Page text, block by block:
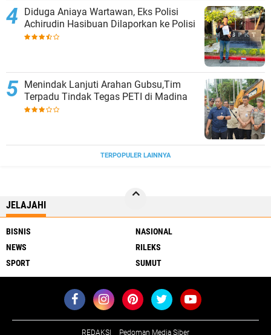
Diduga Aniaya Wartawan, Eks Polisi
Achirudin Hasibuan Dilaporkan ke Polisi
Menindak Lanjuti Arahan Gubsu,Tim
Terpadu Tindak Tegas PETI di Madina
TERPOPULER LAINNYA
JELAJAHI
BISNIS
NASIONAL
NEWS
RILEKS
SPORT
SUMUT
REDAKSI Pedoman Media Siber